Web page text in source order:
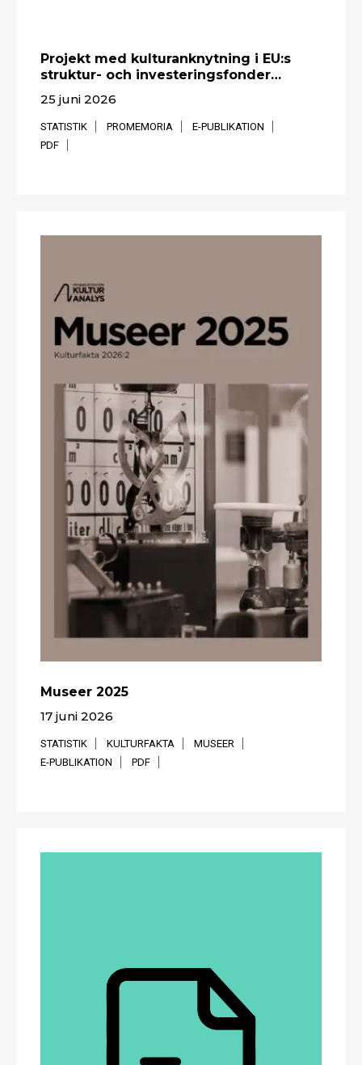
Projekt med kulturanknytning i EU:s
struktur- och investeringsfonder…
25 juni 2026
STATISTIK PROMEMORIA
E-PUBLIKATION
PDF
Museer 2025
17 juni 2026
STATISTIK KULTURFAKTA
MUSEER
E-PUBLIKATION
PDF